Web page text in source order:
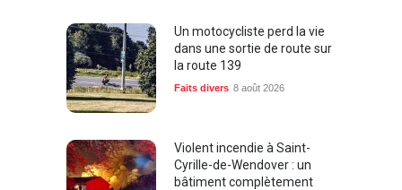
Un motocycliste perd la vie
dans une sortie de route sur
la route 139
Faits divers 8 août 2026
Violent incendie à Saint-
Cyrille-de-Wendover : un
bâtiment complètement